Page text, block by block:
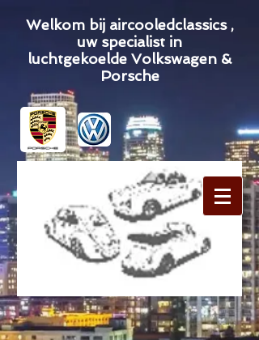
Welkom bij aircooledclassics ,
uw specialist in
luchtgekoelde Volkswagen &
Porsche